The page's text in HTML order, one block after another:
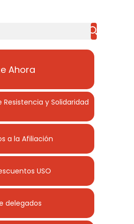
Ahora
Resistencia y Solidaridad
a la Afiliación
USO
delegados